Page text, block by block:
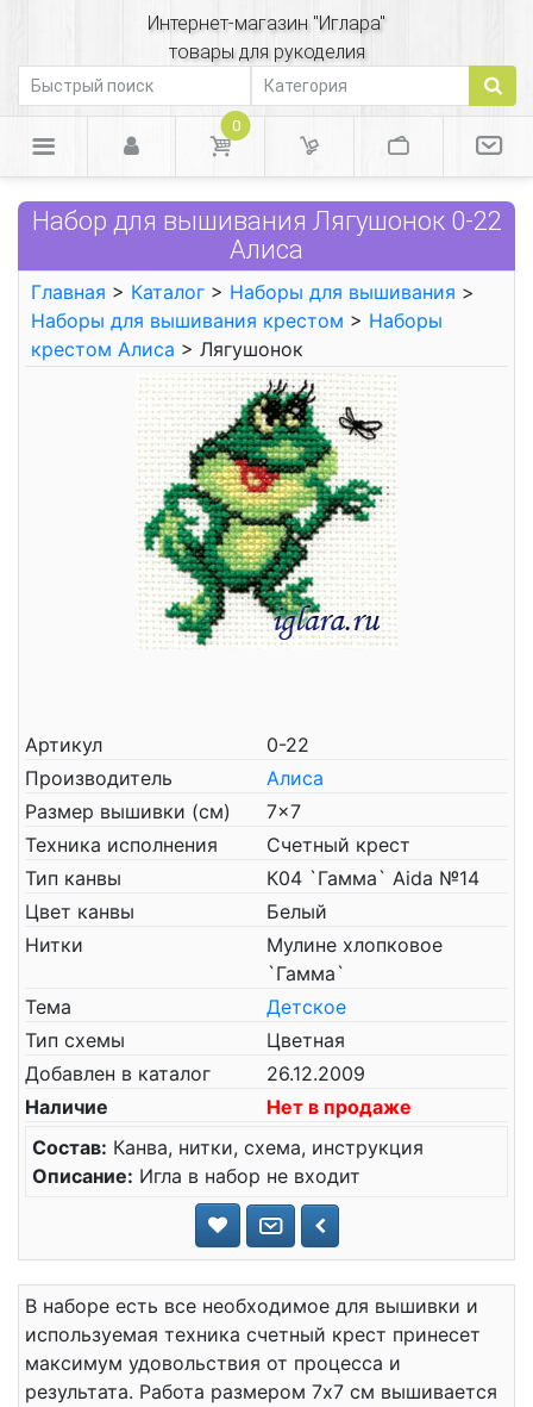
Интернет-магазин "Иглара"
товары для рукоделия
0
Набор для вышивания Лягушонок 0-22
Алиса
Главная > Каталог > Наборы для вышивания >
Наборы для вышивания крестом > Наборы
крестом Алиса > Лягушонок
Артикул
0-22
Производитель
Алиса
Размер вышивки (см)
7x7
Техника исполнения
Счетный крест
Тип канвы
К04 `Гамма` Aida №14
Цвет канвы
Белый
Нитки
Мулине хлопковое
`Гамма`
Тема
Детское
Тип схемы
Цветная
Добавлен в каталог
26.12.2009
Наличие
Нет в продаже
Состав: Канва, нитки, схема, инструкция
Описание: Игла в набор не входит
В наборе есть все необходимое для вышивки и
используемая техника счетный крест принесет
максимум удовольствия от процесса и
результата. Работа размером 7x7 см вышивается